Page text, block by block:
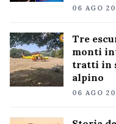
06 AGO
Tre
monti
tratti in
alpino
06 AGO